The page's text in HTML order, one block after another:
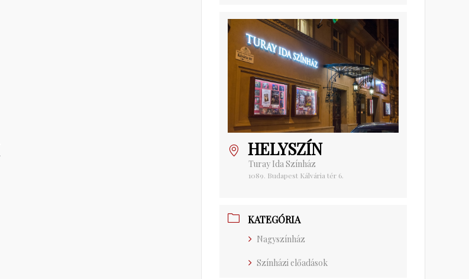
HELYSZÍN
Turay Ida Színház
1089. Budapest Kálvária tér 6.
KATEGÓRIA
Nagyszínház
Színházi előadások